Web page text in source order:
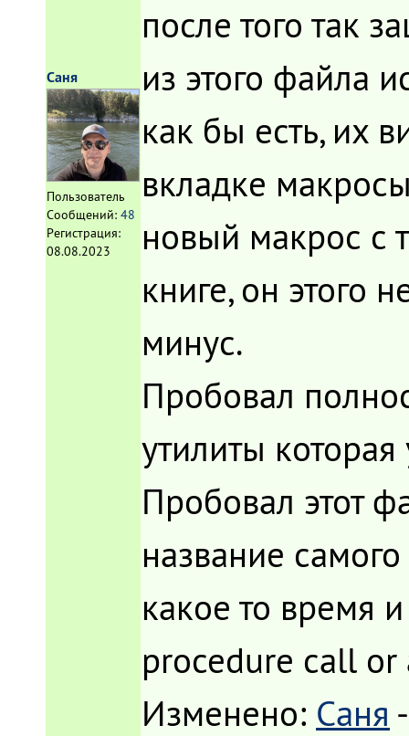
Саня
Пользователь
Сообщений: 48
Регистрация:
08.08.2023
после того так
из этого файла
как бы есть, их
вкладке
новый макрос с
книге, он этого
минус.
Пробовал
утилиты
Пробовал этот
название
какое то время
procedure call or
Изменено: Саня